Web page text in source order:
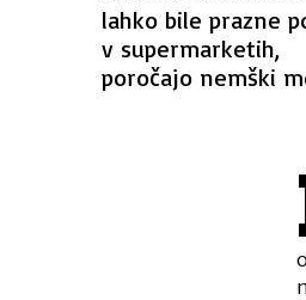
lahko bile prazne
v supermarketih,
poročajo nemški